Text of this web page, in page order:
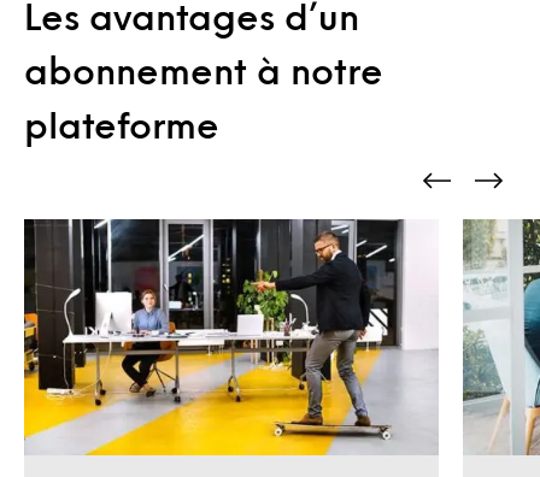
Les avantages d’un
abonnement à notre
plateforme